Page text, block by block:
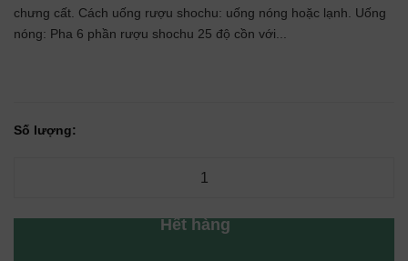
chưng cất. Cách uống rượu shochu: uống nóng hoặc lạnh. Uống
nóng: Pha 6 phần rượu shochu 25 độ cồn với...
Số lượng:
Hết hàng